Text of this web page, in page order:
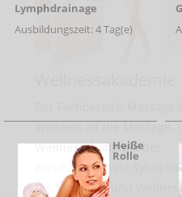
Lymphdrainage
Ausbildungszeit: 4 Tag(e)
Heiße
Rolle
Wellness ist die Massage-
Wellnessakademieder
Berufsfachschule Sylvia
Die Massage- und